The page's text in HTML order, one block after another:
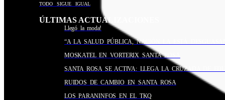
TODO SIGUE IGUAL
ÚLTIMAS ACTUALIZACIONES
Llegó la moda!
“A LA SALUD PÚBLICA, NACIÓN LA ESTÁ
MOSKATEL EN VORTERIX SANTA ROSA
SANTA ROSA SE ACTIVA: LLEGA LA CRUZADA DE
RUIDOS DE CAMBIO EN SANTA ROSA
LOS PARANINFOS EN EL TKQ